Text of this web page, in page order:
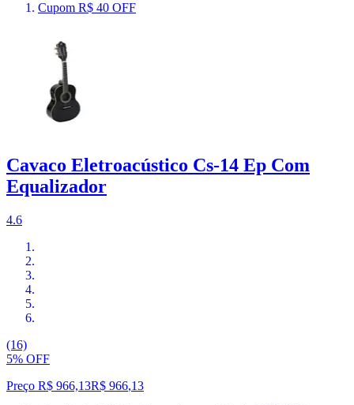
Cupom R$ 40 OFF
Cavaco Eletroacústico Cs-14 Ep Com
Equalizador
4.6
(16)
5% OFF
Preço R$ 966,13R$ 966,13